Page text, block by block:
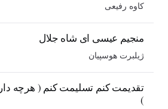
کاوه رفیعی
منجیم عیسی ای شاه جلال
ژیلبرت هوسپیان
تقدیمت کنم تسلیمت کنم ( هرچه
)